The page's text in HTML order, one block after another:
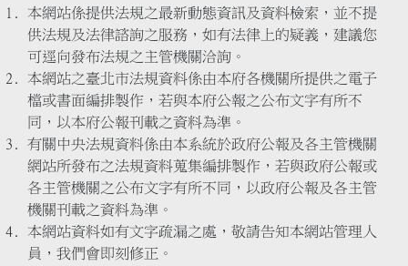
本網站係提供法規之最新動態資訊及資料檢索，並不提
供法規及法律諮詢之服務，如有法律上的疑義，建議您
可逕向發布法規之主管機關洽詢。
本網站之臺北市法規資料係由本府各機關所提供之電子
檔或書面編排製作，若與本府公報之公布文字有所不
同，以本府公報刊載之資料為準。
有關中央法規資料係由本系統於政府公報及各主管機關
網站所發布之法規資料蒐集編排製作，若與政府公報或
各主管機關之公布文字有所不同，以政府公報及各主管
機關刊載之資料為準。
本網站資料如有文字疏漏之處，敬請告知本網站管理人
員，我們會即刻修正。